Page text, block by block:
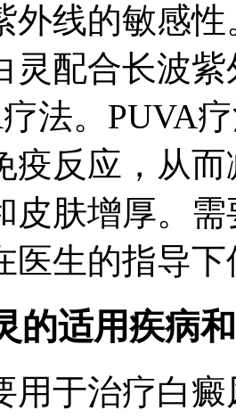
外线的敏感
灵配合长波
法。PUVA
疫反应，从
皮肤增厚。
医生的指导
的适用疾病
用于治疗白